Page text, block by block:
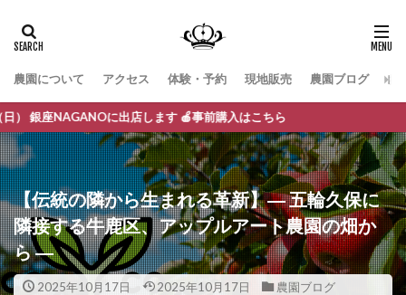
農園について アクセス 体験・予約 現地販売 農園ブログ お
に出店します 🍎事前購入はこちら
【伝統の隣から生まれる革新】― 五輪久保に
隣接する牛鹿区、アップルアート農園の畑か
ら ―
2025年10月17日 2025年10月17日
農園ブログ